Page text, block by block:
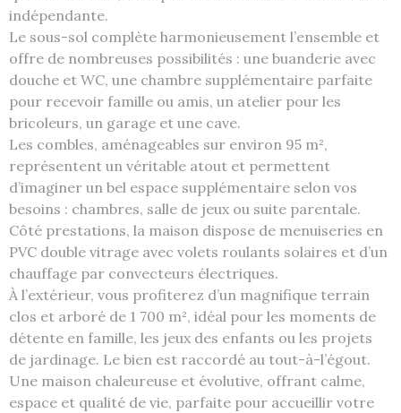
indépendante.
Le sous-sol complète harmonieusement l’ensemble et
offre de nombreuses possibilités : une buanderie avec
douche et WC, une chambre supplémentaire parfaite
pour recevoir famille ou amis, un atelier pour les
bricoleurs, un garage et une cave.
Les combles, aménageables sur environ 95 m²,
représentent un véritable atout et permettent
d’imaginer un bel espace supplémentaire selon vos
besoins : chambres, salle de jeux ou suite parentale.
Côté prestations, la maison dispose de menuiseries en
PVC double vitrage avec volets roulants solaires et d’un
chauffage par convecteurs électriques.
À l’extérieur, vous profiterez d’un magnifique terrain
clos et arboré de 1 700 m², idéal pour les moments de
détente en famille, les jeux des enfants ou les projets
de jardinage. Le bien est raccordé au tout-à-l’égout.
Une maison chaleureuse et évolutive, offrant calme,
espace et qualité de vie, parfaite pour accueillir votre